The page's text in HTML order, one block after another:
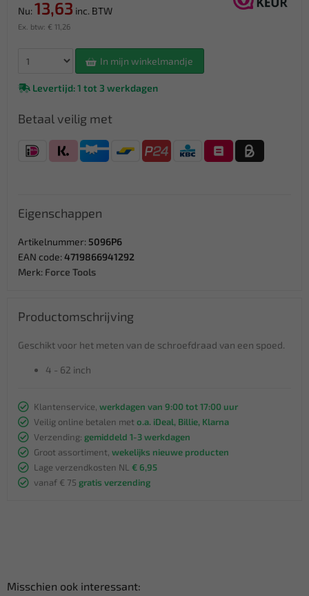
Nu: 13,63 inc. BTW
Ex. btw: € 11,26
In mijn winkelmandje
Levertijd: 1 tot 3 werkdagen
Betaal veilig met
Eigenschappen
Artikelnummer: 5096P6
EAN code: 4719866941292
Merk: Force Tools
Productomschrijving
Geschikt voor het meten van de schroefdraad van een spoed.
4 - 62 inch
Klantenservice, werkdagen van 9:00 tot 17:00 uur
Veilig online betalen met o.a. iDeal, Billie, Klarna
Verzending: gemiddeld 1-3 werkdagen
Groot assortiment, wekelijks nieuwe producten
Lage verzendkosten NL € 6,95
vanaf € 75 gratis verzending
Misschien ook interessant: